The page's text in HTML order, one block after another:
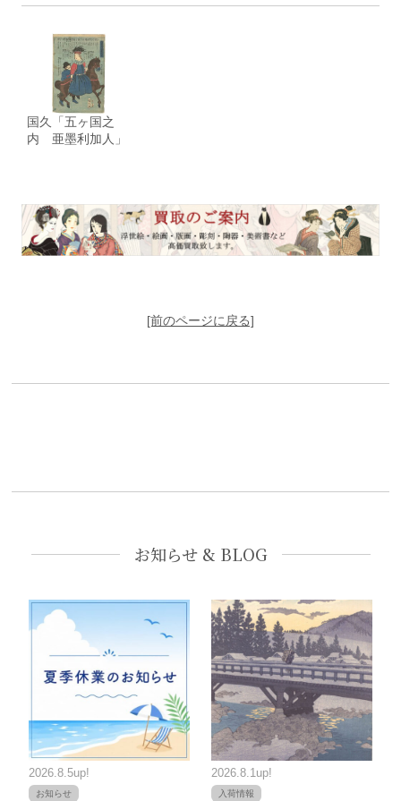
国久「五ヶ国之
内 亜墨利加人」
[前のページに戻る]
お知らせ & BLOG
2026.8.5up!
お知らせ
2026.8.1up!
入荷情報